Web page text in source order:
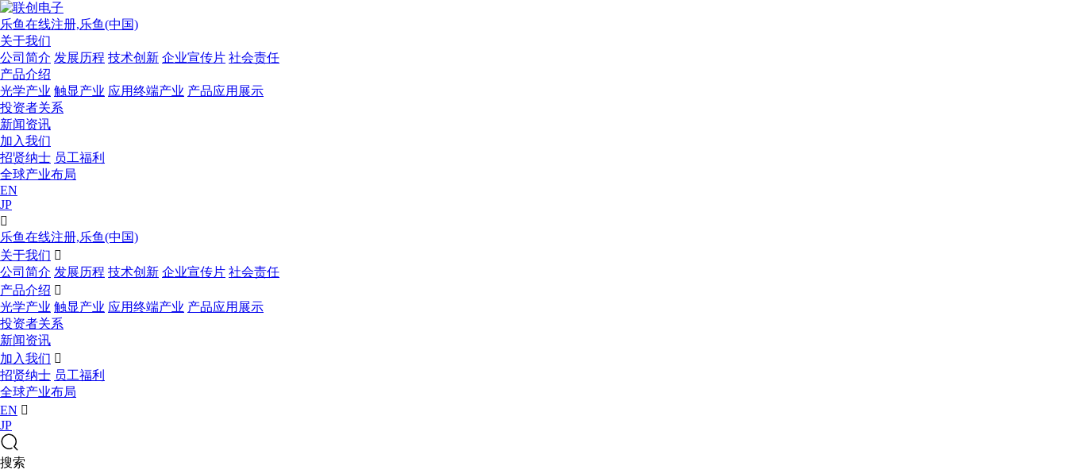
乐鱼在线注册,乐鱼(中国)
关于我们
公司简介 发展历程 技术创新 企业宣传片 社会责任
产品介绍
光学产业 触显产业 应用终端产业 产品应用展示
投资者关系
新闻资讯
加入我们
招贤纳士 员工福利
全球产业布局
EN
JP

乐鱼在线注册,乐鱼(中国)
关于我们 
公司简介 发展历程 技术创新 企业宣传片 社会责任
产品介绍 
光学产业 触显产业 应用终端产业 产品应用展示
投资者关系
新闻资讯
加入我们 
招贤纳士 员工福利
全球产业布局
EN 
JP
搜索